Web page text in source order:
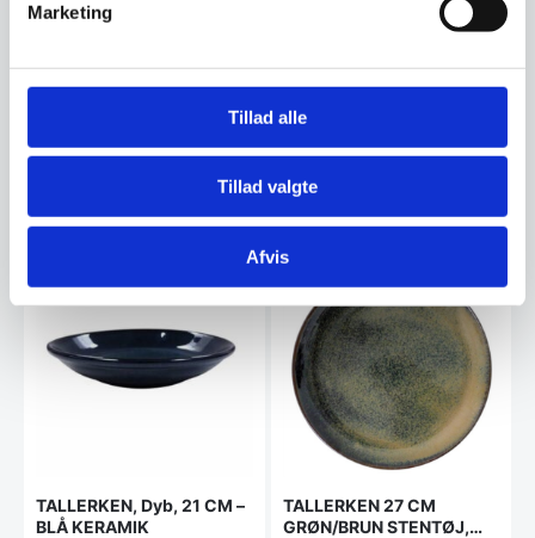
Marketing
Tillad alle
Tillad valgte
Afvis
79,95DKK
Vi prismatcher
Serveringsskål Blå Ø13
nyt liv til det eksisterende
Rhombe stel, hvor de…
oprindelige
299,95 DKK.
188,00DKK
Den
aktuelle
pris
188,00 DKK.
Vi prismatcher
TALLERKEN, Dyb, 21 CM –
BLÅ KERAMIK
TALLERKEN 27 CM
GRØN/BRUN STENTØJ,